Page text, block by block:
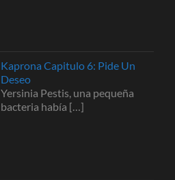
Kaprona Capitulo 6: Pide Un
Deseo
Yersinia Pestis, una pequeña
bacteria había […]